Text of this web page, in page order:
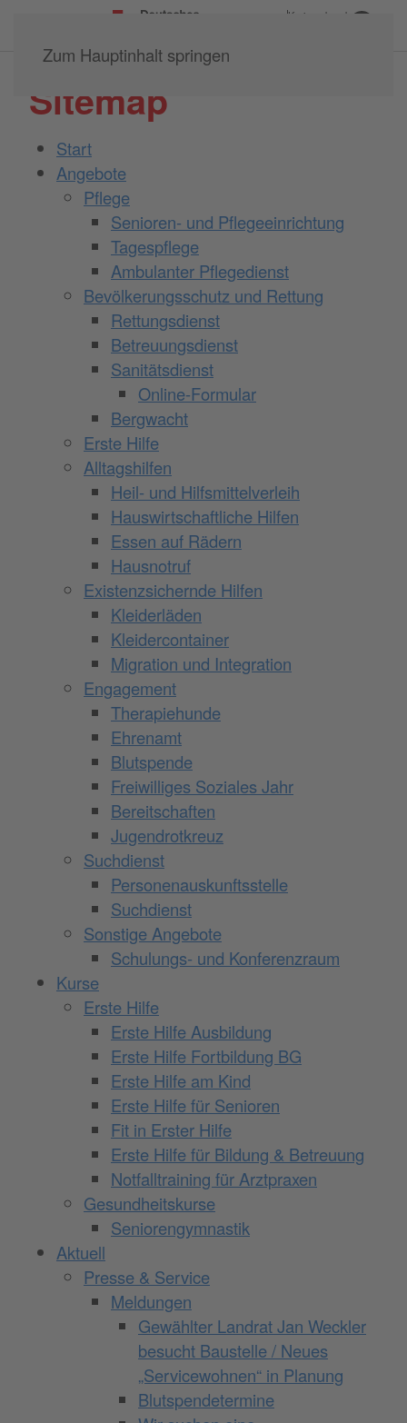
Zum Hauptinhalt springen
Kreisverband
Sitemap
Start
Angebote
Pflege
Senioren- und Pflegeeinrichtung
Tagespflege
Ambulanter Pflegedienst
Bevölkerungsschutz und Rettung
Rettungsdienst
Betreuungsdienst
Sanitätsdienst
Online-Formular
Bergwacht
Erste Hilfe
Alltagshilfen
Heil- und Hilfsmittelverleih
Hauswirtschaftliche Hilfen
Essen auf Rädern
Hausnotruf
Existenzsichernde Hilfen
Kleiderläden
Kleidercontainer
Migration und Integration
Engagement
Therapiehunde
Ehrenamt
Blutspende
Freiwilliges Soziales Jahr
Bereitschaften
Jugendrotkreuz
Suchdienst
Personenauskunftsstelle
Suchdienst
Sonstige Angebote
Schulungs- und Konferenzraum
Kurse
Erste Hilfe
Erste Hilfe Ausbildung
Erste Hilfe Fortbildung BG
Erste Hilfe am Kind
Erste Hilfe für Senioren
Fit in Erster Hilfe
Erste Hilfe für Bildung & Betreuung
Notfalltraining für Arztpraxen
Gesundheitskurse
Seniorengymnastik
Aktuell
Presse & Service
Meldungen
Gewählter Landrat Jan Weckler
besucht Baustelle / Neues
„Servicewohnen“ in Planung
Blutspendetermine